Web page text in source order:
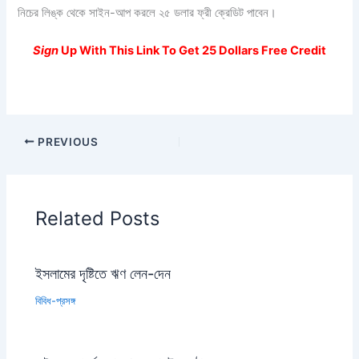
নিচের লিঙ্ক থেকে সাইন-আপ করলে ২৫ ডলার ফ্রী ক্রেডিট পাবেন।
Sign Up With This Link To Get 25 Dollars Free Credit
PREVIOUS
Related Posts
ইসলামের দৃষ্টিতে ঋণ লেন-দেন
বিবিধ-প্রসঙ্গ